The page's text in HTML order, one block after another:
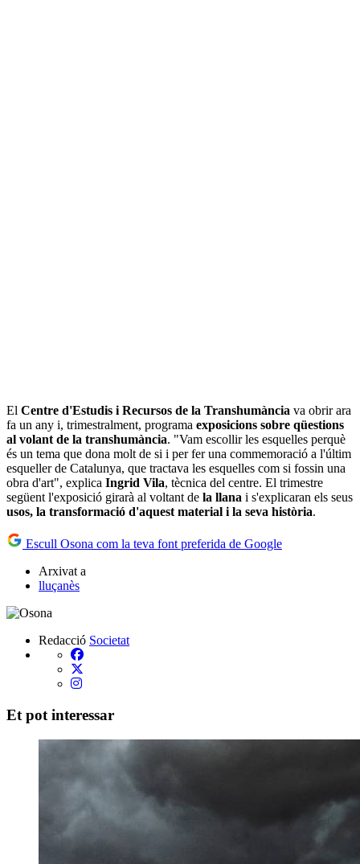
El Centre d'Estudis i Recursos de la Transhumància va obrir ara
fa un any i, trimestralment, programa exposicions sobre qüestions
al volant de la transhumància. "Vam escollir les esquelles perquè
és un tema que dona molt de si i per fer una commemoració a l'últim
esqueller de Catalunya, que tractava les esquelles com si fossin una
obra d'art", explica Ingrid Vila, tècnica del centre. El trimestre
següent l'exposició girarà al voltant de la llana i s'explicaran els seus
usos, la transformació d'aquest material i la seva història.
Escull Osona com la teva font preferida de Google
Arxivat a
lluçanès
Redacció Societat
Et pot interessar